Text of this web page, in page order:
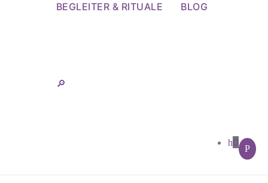
BEGLEITER & RITUALE BLOG
🔎︎
0